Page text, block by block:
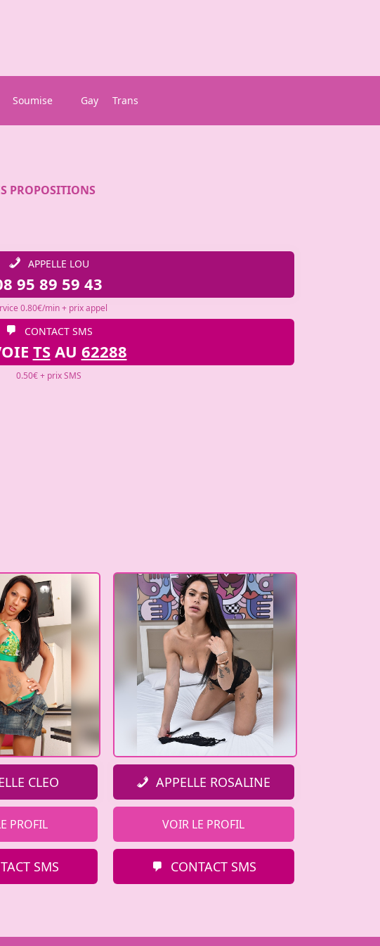
Soumise Gay Trans
PROPOSITIONS
APPELLE LOU
95 89 59 43
0.80€/min + prix appel
CONTACT SMS
TSAU 62288
0.50€ + prix SMS
CLEO
PROFIL
SMS
APPELLE ROSALINE
VOIR LE PROFIL
CONTACT SMS